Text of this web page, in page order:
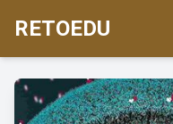
RETOEDU